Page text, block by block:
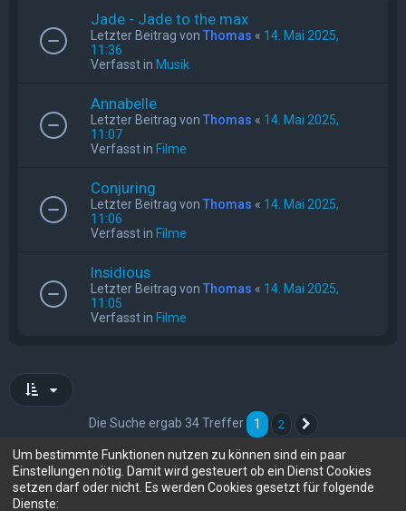
Jade - Jade to the max
Letzter Beitrag von Thomas « 14. Mai 2025,
11:36
Verfasst in Musik
Annabelle
Letzter Beitrag von Thomas « 14. Mai 2025,
11:07
Verfasst in Filme
Conjuring
Letzter Beitrag von Thomas « 14. Mai 2025,
11:06
Verfasst in Filme
Insidious
Letzter Beitrag von Thomas « 14. Mai 2025,
11:05
Verfasst in Filme
Die Suche ergab 34 Treffer 1 2
Gehe zu
Um bestimmte Funktionen nutzen zu können sind ein paar
Einstellungen nötig. Damit wird gesteuert ob ein Dienst Cookies
setzen darf oder nicht. Es werden Cookies gesetzt für folgende
Dienste: